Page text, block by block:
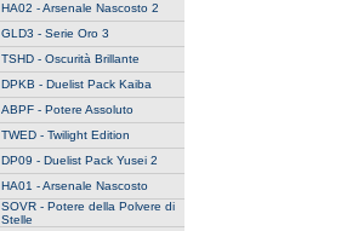
HA02 - Arsenale Nascosto 2
GLD3 - Serie Oro 3
TSHD - Oscurità Brillante
DPKB - Duelist Pack Kaiba
ABPF - Potere Assoluto
TWED - Twilight Edition
DP09 - Duelist Pack Yusei 2
HA01 - Arsenale Nascosto
SOVR - Potere della Polvere di
Stelle